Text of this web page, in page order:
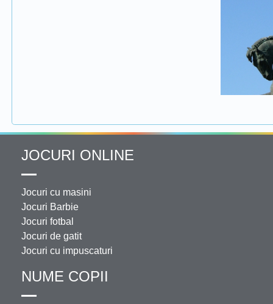
JOCURI ONLINE
Jocuri cu masini
Jocuri Barbie
Jocuri fotbal
Jocuri de gatit
Jocuri cu impuscaturi
NUME COPII